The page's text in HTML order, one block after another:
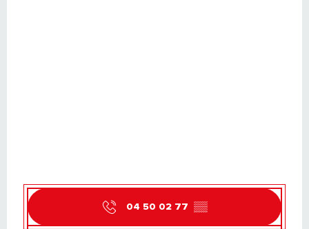
04 50 02 77 ▒▒